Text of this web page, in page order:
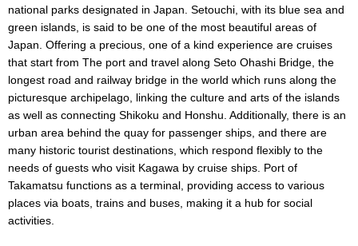
national parks designated in Japan. Setouchi, with its blue sea and
green islands, is said to be one of the most beautiful areas of
Japan. Offering a precious, one of a kind experience are cruises
that start from The port and travel along Seto Ohashi Bridge, the
longest road and railway bridge in the world which runs along the
picturesque archipelago, linking the culture and arts of the islands
as well as connecting Shikoku and Honshu. Additionally, there is an
urban area behind the quay for passenger ships, and there are
many historic tourist destinations, which respond flexibly to the
needs of guests who visit Kagawa by cruise ships. Port of
Takamatsu functions as a terminal, providing access to various
places via boats, trains and buses, making it a hub for social
activities.